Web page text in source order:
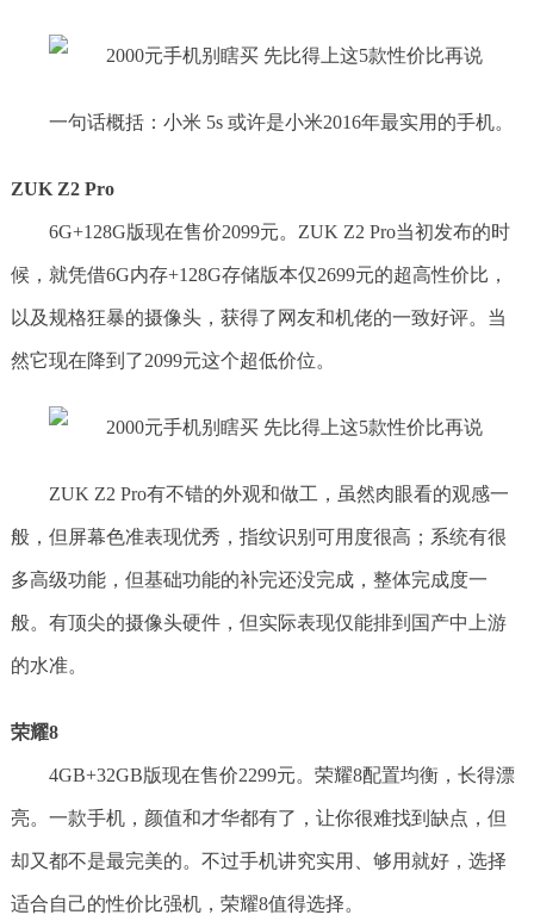
一句话概括：小米 5s 或许是小米2016年最实用的手机。
ZUK Z2 Pro
6G+128G版现在售价2099元。ZUK Z2 Pro当初发布的时
候，就凭借6G内存+128G存储版本仅2699元的超高性价比，
以及规格狂暴的摄像头，获得了网友和机佬的一致好评。当
然它现在降到了2099元这个超低价位。
ZUK Z2 Pro有不错的外观和做工，虽然肉眼看的观感一
般，但屏幕色准表现优秀，指纹识别可用度很高；系统有很
多高级功能，但基础功能的补完还没完成，整体完成度一
般。有顶尖的摄像头硬件，但实际表现仅能排到国产中上游
的水准。
荣耀8
4GB+32GB版现在售价2299元。荣耀8配置均衡，长得漂
亮。一款手机，颜值和才华都有了，让你很难找到缺点，但
却又都不是最完美的。不过手机讲究实用、够用就好，选择
适合自己的性价比强机，荣耀8值得选择。